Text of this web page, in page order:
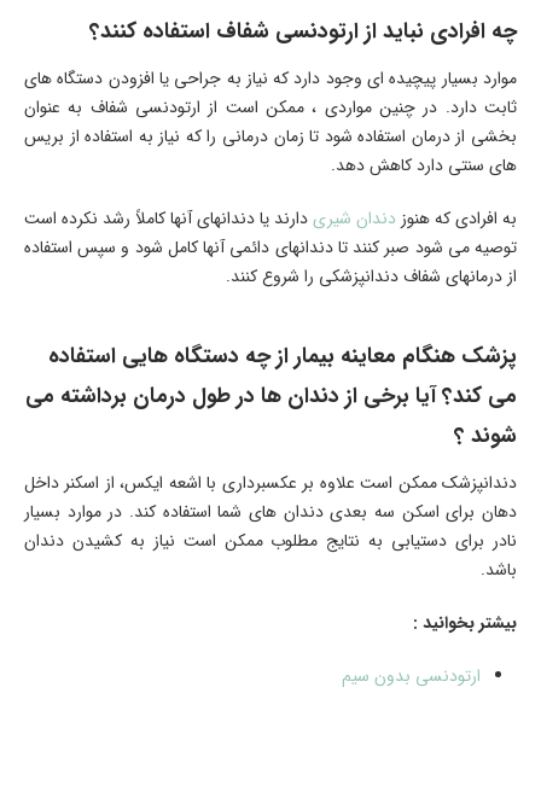
چه افرادی نباید از ارتودنسی شفاف استفاده کنند؟
موارد بسیار پیچیده ای وجود دارد که نیاز به جراحی یا افزودن دستگاه های
ثابت دارد. در چنین مواردی ، ممکن است از ارتودنسی شفاف به عنوان
بخشی از درمان استفاده شود تا زمان درمانی را که نیاز به استفاده از بریس
های سنتی دارد کاهش دهد.
به افرادی که هنوز دندان شیریدارند یا دندانهای آنها کاملاً رشد نکرده است
توصیه می شود صبر کنند تا دندانهای دائمی آنها کامل شود و سپس استفاده
از درمانهای شفاف دندانپزشکی را شروع کنند.
پزشک هنگام معاینه بیمار از چه دستگاه هایی استفاده
می کند؟ آیا برخی از دندان ها در طول درمان برداشته می
شوند ؟
دندانپزشک ممکن است علاوه بر عکسبرداری با اشعه ایکس، از اسکنر داخل
دهان برای اسکن سه بعدی دندان های شما استفاده کند. در موارد بسیار
نادر برای دستیابی به نتایج مطلوب ممکن است نیاز به کشیدن دندان
باشد.
بیشتر بخوانید :
ارتودنسی بدون سیم